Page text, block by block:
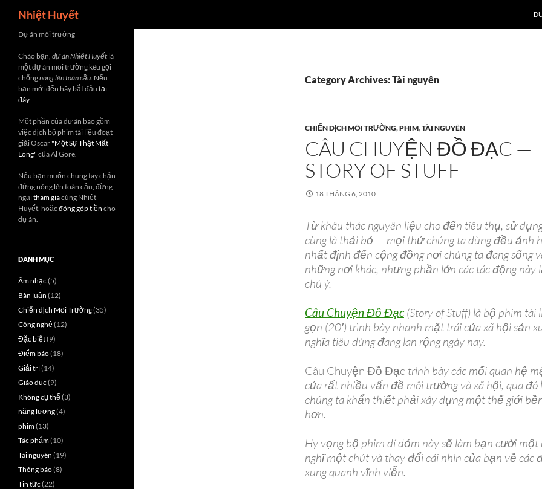
content
Nhiệt Huyết
Category Archives: Tài nguyên
CHIẾN DỊCH MÔI TRƯỜNG,PHIM,TÀI NGUYÊN
CÂU CHUYỆN ĐỒ ĐẠC —
STORY OF STUFF
18 THÁNG 6, 2010
Từ khâu thác nguyên liệu cho đến tiêu thụ, sử
cùng là thải bỏ — mọi thứ chúng ta dùng đều ảnh
nhất định đến cộng đồng nơi chúng ta đang sống
những nơi khác, nhưng phần lớn các tác động
chú ý.
Câu Chuyện Đồ Đạc (Story of Stuff) là bộ phim tài
gọn (20′) trình bày nhanh mặt trái của xã hội sản
nghĩa tiêu dùng đang lan rộng ngày nay.
Câu Chuyện Đồ Đạc trình bày các mối quan hệ
của rất nhiều vấn đề môi trường và xã hội, qua đó
chúng ta khẩn thiết phải xây dựng một thế giới
hơn.
Hy vọng bộ phim dí dỏm này sẽ làm bạn cười một
nghĩ một chút và thay đổi cái nhìn của bạn về các
xung quanh vĩnh viễn.
Dự án môi trường
Chào bạn, dự án Nhiệt Huyết là
một dự án môi trường kêu gọi
chốngnóng lên toàn cầu. Nếu
bạn mới đến hãy bắt đầu tại
đây.
Một phần của dự án bao gồm
việc dịch bộ phim tài liệu đoạt
giải Oscar"Một Sự Thật Mất
Lòng" của Al Gore.
Nếu bạn muốn chung tay chặn
đứng nóng lên toàn cầu, đừng
ngạitham giacùng Nhiệt
Huyết, hoặc đóng góp tiền cho
dự án.
DANH MỤC
Âm nhạc (5)
Bàn luận (12)
Chiến dịch Môi Trường(35)
Công nghệ (12)
Đặc biệt(9)
Điểm báo(18)
Giải trí(14)
Giáo dục (9)
Không cụ thể (3)
năng lượng(4)
phim(13)
Tác phẩm(10)
Tài nguyên (19)
Thông báo(8)
Tin tức (22)